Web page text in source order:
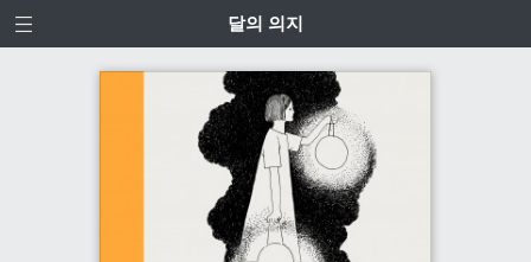
달의 의지